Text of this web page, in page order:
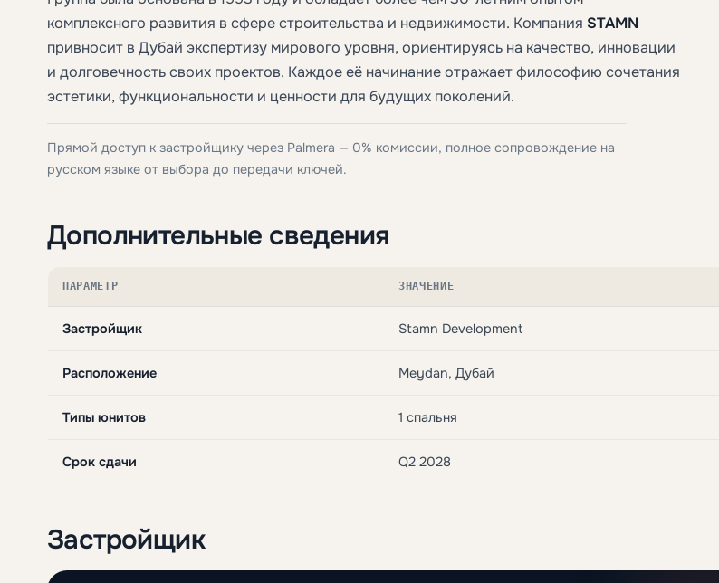
комплексного развития в сфере строительства и недвижимости. Компания STAMN
привносит в Дубай экспертизу мирового уровня, ориентируясь на качество, инновации
и долговечность своих проектов. Каждое её начинание отражает философию сочетания
эстетики, функциональности и ценности для будущих поколений.
Прямой доступ к застройщику через Palmera — 0% комиссии, полное сопровождение на
русском языке от выбора до передачи ключей.
Дополнительные сведения
ПАРАМЕТР ЗНАЧЕНИЕ
Застройщик Stamn Development
Расположение Meydan, Дубай
Типы юнитов 1 спальня
Срок сдачи Q2 2028
Застройщик